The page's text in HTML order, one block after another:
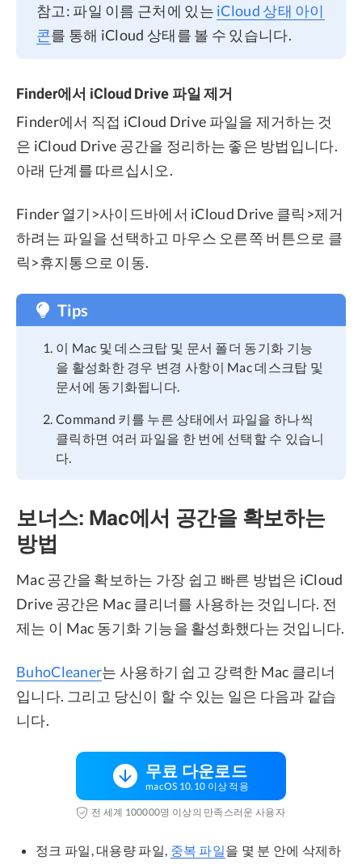
참고: 파일 이름 근처에 있는 iCloud 상태 아이
콘를 통해 iCloud 상태를 볼 수 있습니다.
Finder에서 iCloud Drive 파일 제거
Finder에서 직접 iCloud Drive 파일을 제거하는 것
은 iCloud Drive 공간을 정리하는 좋은 방법입니다.
아래 단계를 따르십시오.
Finder 열기>사이드바에서 iCloud Drive 클릭>제거
하려는 파일을 선택하고 마우스 오른쪽 버튼으로 클
릭>휴지통으로 이동.
Tips
이 Mac 및 데스크탑 및 문서 폴더 동기화 기능
을 활성화한 경우 변경 사항이 Mac 데스크탑 및
문서에 동기화됩니다.
Command 키를 누른 상태에서 파일을 하나씩
클릭하면 여러 파일을 한 번에 선택할 수 있습니
다.
보너스: Mac에서 공간을 확보하는
방법
Mac 공간을 확보하는 가장 쉽고 빠른 방법은 iCloud
Drive 공간은 Mac 클리너를 사용하는 것입니다. 전
제는 이 Mac 동기화 기능을 활성화했다는 것입니다.
BuhoCleaner는 사용하기 쉽고 강력한 Mac 클리너
입니다. 그리고 당신이 할 수 있는 일은 다음과 같습
니다.
무료 다운로드
macOS 10.10 이상 적용
전 세계 100000명 이상의 만족스러운 사용자
정크 파일, 대용량 파일, 중복 파일을 몇 분 안에 삭제하